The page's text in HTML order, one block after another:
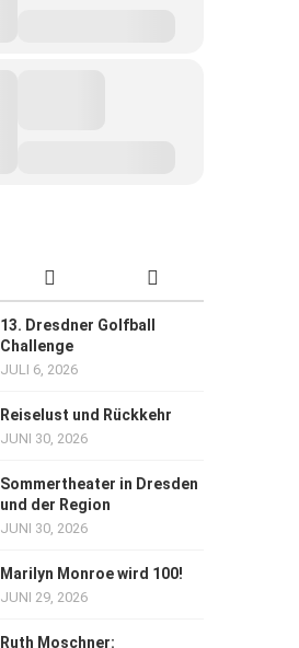
13. Dresdner Golfball
Challenge
JULI 6, 2026
Reiselust und Rückkehr
JUNI 30, 2026
Sommertheater in Dresden
und der Region
JUNI 30, 2026
Marilyn Monroe wird 100!
JUNI 29, 2026
Ruth Moschner: